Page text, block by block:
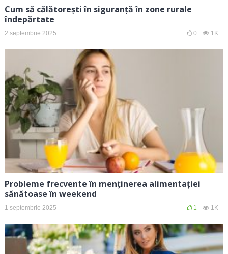
Cum să călătorești în siguranță în zone rurale
îndepărtate
2 septembrie 2025 0 1K
Probleme frecvente în menținerea alimentației
sănătoase în weekend
1 septembrie 2025 1 1K